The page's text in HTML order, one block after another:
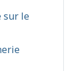
sur le